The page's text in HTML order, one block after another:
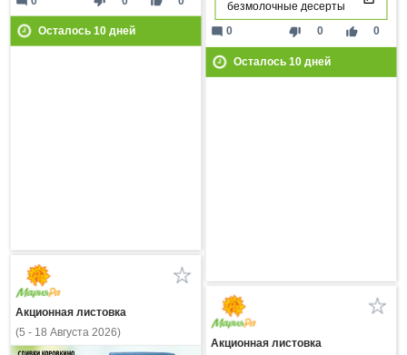
Осталось 10дней
безмолочные десерты
thumb_down 0 thumb_up 0
mode_comment 0
Осталось 10дней
Акционная листовка
(5 - 18 Августа 2026)
Акционная листовка